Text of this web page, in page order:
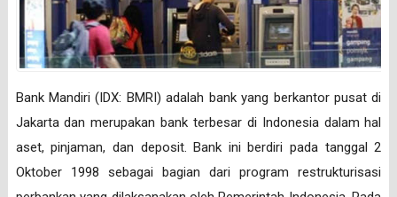
Bank Mandiri (IDX: BMRI) adalah bank yang berkantor pusat di
Jakarta dan merupakan bank terbesar di Indonesia dalam hal
aset, pinjaman, dan deposit. Bank ini berdiri pada tanggal 2
Oktober 1998 sebagai bagian dari program restrukturisasi